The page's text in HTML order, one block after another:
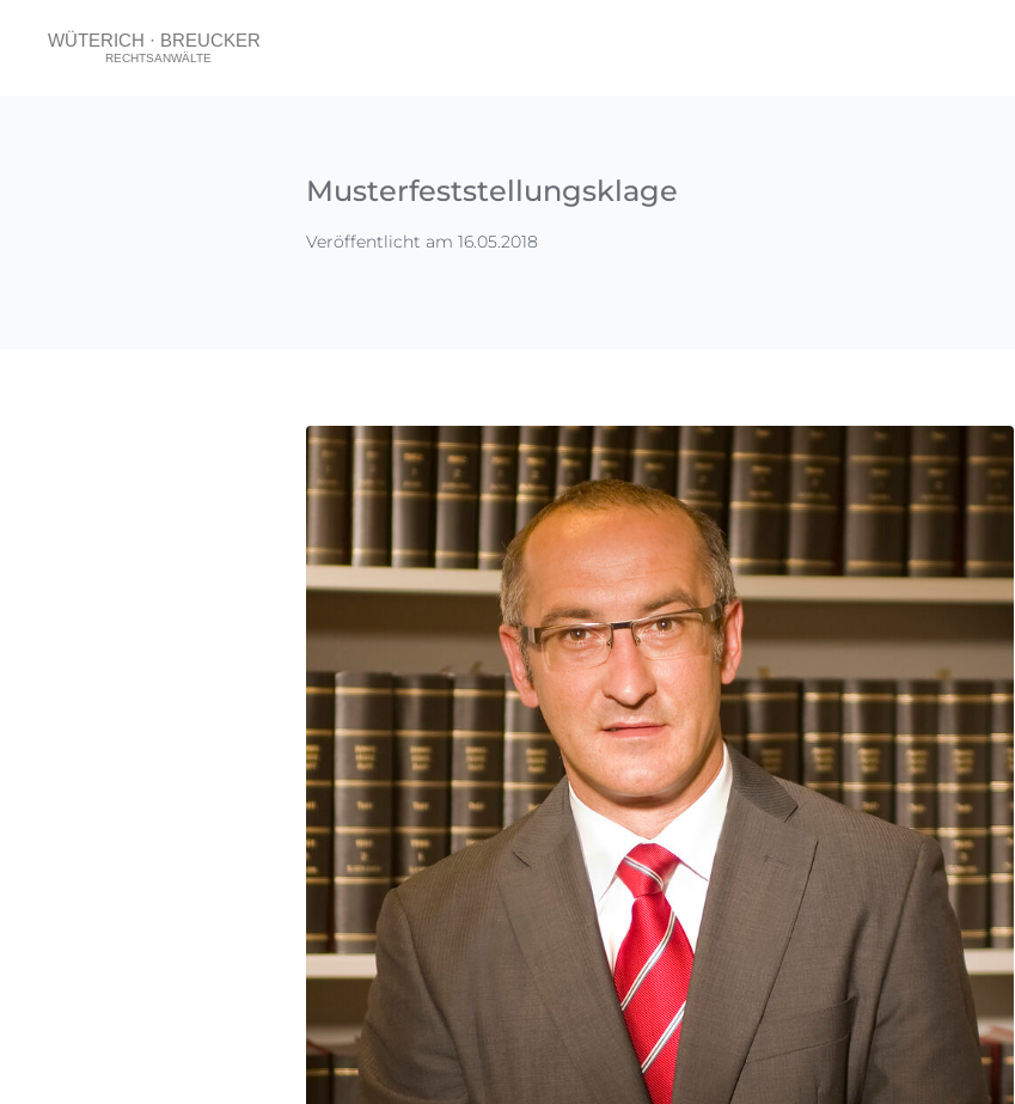
Musterfeststellungsklage
Veröffentlicht am 16.05.2018